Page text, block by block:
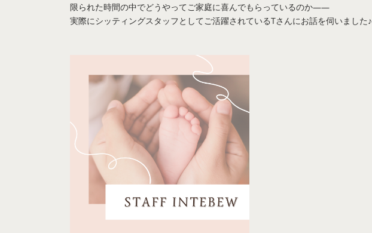
限られた時間の中でどうやってご家庭に喜んでもらっているのか――
実際にシッティングスタッフとしてご活躍されているTさんにお話を伺いました♪